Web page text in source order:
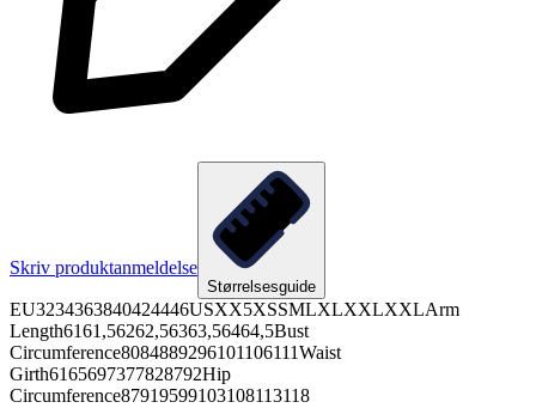
Skriv produktanmeldelse
Størrelsesguide
EU3234363840424446USXX5XSSMLXLXXLXXLArm
Length6161,56262,56363,56464,5Bust
Circumference8084889296101106111Waist
Girth6165697377828792Hip
Circumference87919599103108113118